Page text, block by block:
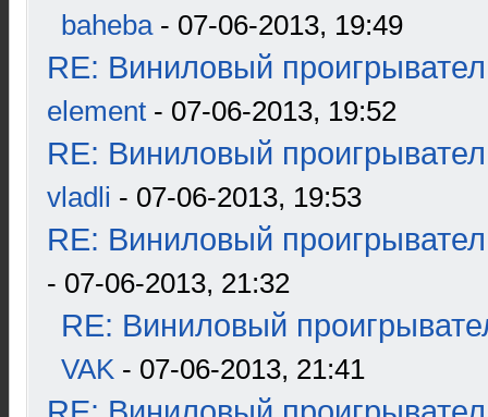
baheba- 07-06-2013, 19:49
RE: Виниловый
element - 07-06-2013, 19:52
RE: Виниловый
vladli - 07-06-2013, 19:53
RE: Виниловый
- 07-06-2013, 21:32
RE: Виниловый
VAK - 07-06-2013, 21:41